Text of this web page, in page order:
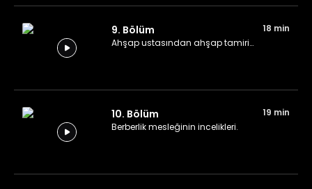
9. Bölüm
18 min
Ahşap ustasından ahşap tamiri…
10. Bölüm
19 min
Berberlik mesleğinin incelikleri.